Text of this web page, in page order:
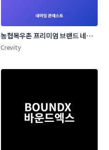
농협목우촌 프리미엄 브랜드 네이
밍 공모
Crevity